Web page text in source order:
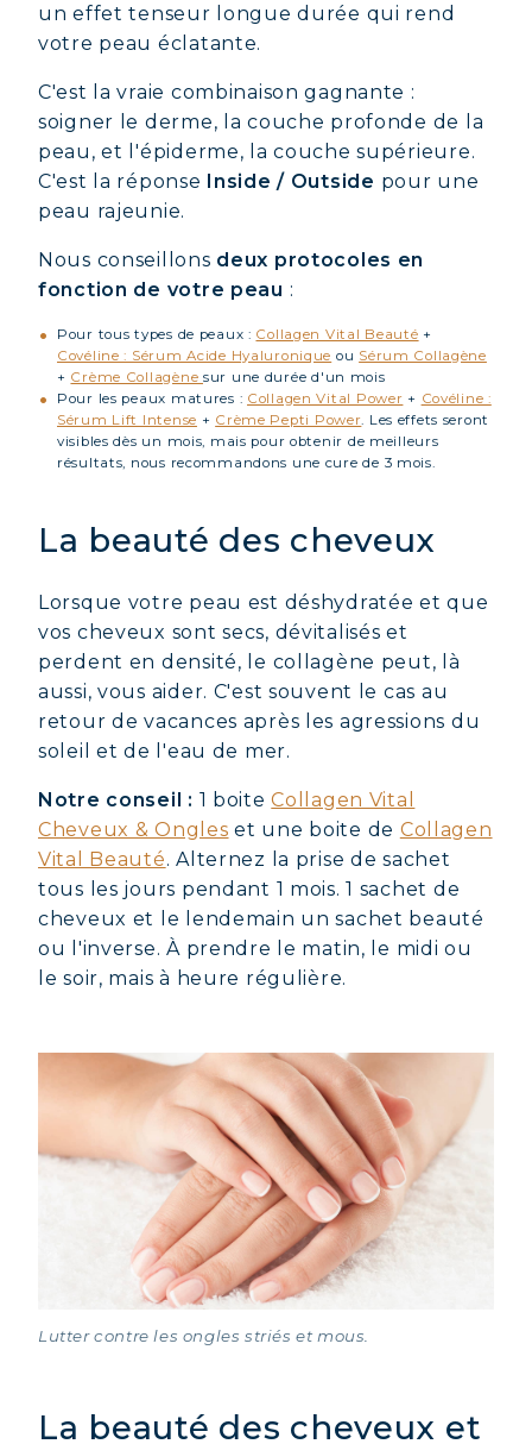
un effet tenseur longue durée qui rend
votre peau éclatante.
C'est la vraie combinaison gagnante :
soigner le derme, la couche profonde de la
peau, et l'épiderme, la couche supérieure.
C'est la réponse Inside / Outside pour une
peau rajeunie.
Nous conseillons deux protocoles en
fonction de votre peau :
Pour tous types de peaux : Collagen Vital Beauté +
Covéline : Sérum Acide Hyaluronique ou Sérum Collagène
+ Crème Collagène sur une durée d'un mois
Pour les peaux matures : Collagen Vital Power + Covéline :
Sérum Lift Intense + Crème Pepti Power. Les effets seront
visibles dès un mois, mais pour obtenir de meilleurs
résultats, nous recommandons une cure de 3 mois.
La beauté des cheveux
Lorsque votre peau est déshydratée et que
vos cheveux sont secs, dévitalisés et
perdent en densité, le collagène peut, là
aussi, vous aider. C'est souvent le cas au
retour de vacances après les agressions du
soleil et de l'eau de mer.
Notre conseil : 1 boiteCollagen Vital
Cheveux & Ongles et une boite de Collagen
Vital Beauté. Alternez la prise de sachet
tous les jours pendant 1 mois. 1 sachet de
cheveux et le lendemain un sachet beauté
ou l'inverse. À prendre le matin, le midi ou
le soir, mais à heure régulière.
Lutter contre les ongles striés et mous.
La beauté des cheveux et